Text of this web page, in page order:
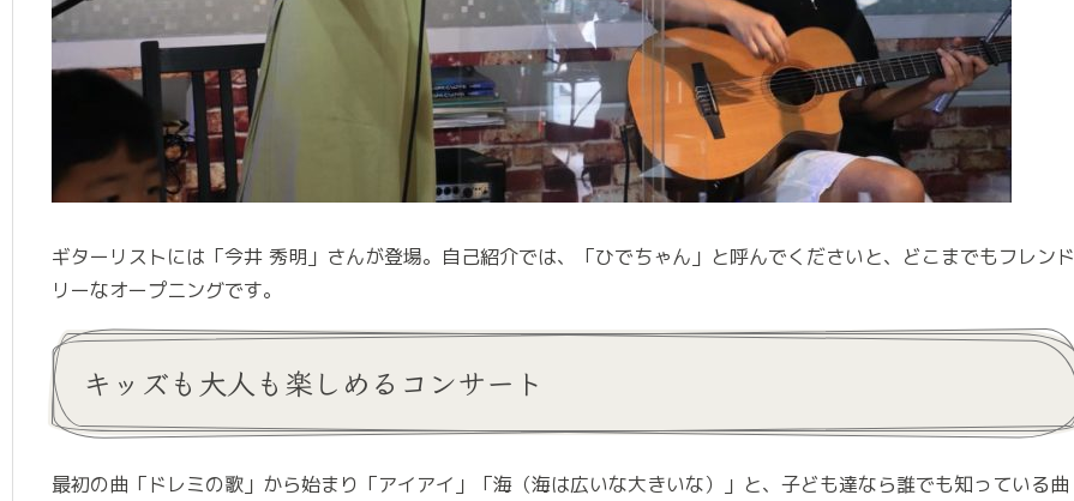
ギターリストには「今井 秀明」さんが登場。自己紹介では、「ひでちゃん」と呼んでくださいと、どこまでもフレンド
リーなオープニングです。
キッズも大人も楽しめるコンサート
最初の曲「ドレミの歌」から始まり「アイアイ」「海（海は広いな大きいな）」と、子ども達なら誰でも知っている曲